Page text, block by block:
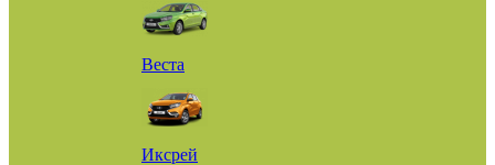
Веста
Иксрей